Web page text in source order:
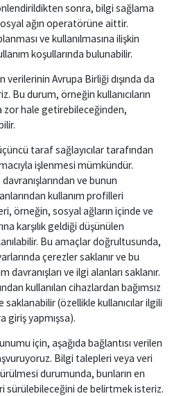
sonra, bilgi sağlama
ağın operatörüne aittir.
ve kullanılmasına ilişkin
koşullarında bulunabilir.
Avrupa Birliği dışında da
Bu durum, örneğin kullanıcıların
zor hale getirebileceğinden,
taraf sağlayıcılar tarafından
işlenmesi mümkündür.
davranışlarından ve bunun
kullanım profilleri
örneğin, sosyal ağların içinde ve
karşılık geldiği düşünülen
Bu amaçlar doğrultusunda,
çerezler saklanır ve bu
davranışları ve ilgi alanları saklanır.
kullanılan cihazlardan bağımsız
(özellikle kullanıcılar ilgili
giriş yapmışsa).
için, aşağıda bağlantısı verilen
Bilgi talepleri veya veri
durumunda, bunların en
sürülebileceğini de belirtmek isteriz.